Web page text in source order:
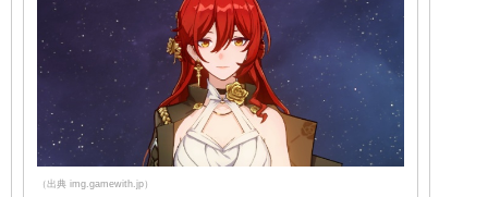
（出典 img.gamewith.jp）